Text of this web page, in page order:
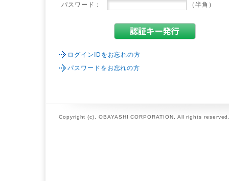
パスワード： （半角）
ログインIDをお忘れの方
パスワードをお忘れの方
Copyright (c), OBAYASHI CORPORATION, All rights